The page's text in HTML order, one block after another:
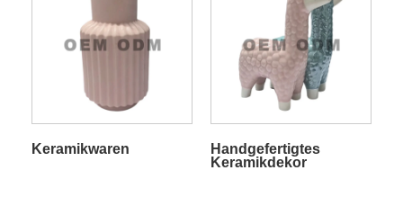
Keramikwaren
Handgefertigtes
Keramikdekor